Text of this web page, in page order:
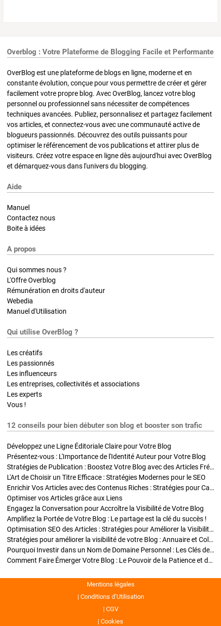
Overblog : Votre Plateforme de Blogging Facile et Performante
OverBlog est une plateforme de blogs en ligne, moderne et en
constante évolution, conçue pour vous permettre de créer et gérer
facilement votre propre blog. Avec OverBlog, lancez votre blog
personnel ou professionnel sans nécessiter de compétences
techniques avancées. Publiez, personnalisez et partagez facilement
vos articles, et connectez-vous avec une communauté active de
blogueurs passionnés. Découvrez des outils puissants pour
optimiser le référencement de vos publications et attirer plus de
visiteurs. Créez votre espace en ligne dès aujourd'hui avec OverBlog
et démarquez-vous dans l'univers du blogging.
Aide
Manuel
Contactez nous
Boite à idées
A propos
Qui sommes nous ?
L'Offre Overblog
Rémunération en droits d'auteur
Webedia
Manuel d'Utilisation
Qui utilise OverBlog ?
Les créatifs
Les passionnés
Les influenceurs
Les entreprises, collectivités et associations
Les experts
Vous !
12 conseils pour bien débuter son blog et booster son trafic
Développez une Ligne Éditoriale Claire pour Votre Blog
Présentez-vous : L'Importance de l'Identité Auteur pour Votre Blog
Stratégies de Publication : Boostez Votre Blog avec des Articles Fréquents et Exclusifs
L'Art de Choisir un Titre Efficace : Stratégies Modernes pour le SEO
Enrichir Vos Articles avec des Contenus Riches : Stratégies pour Captiver et Optimiser
Optimiser vos Articles grâce aux Liens
Engagez la Conversation pour Accroître la Visibilité de Votre Blog
Amplifiez la Portée de Votre Blog : Le partage est la clé du succès !
Optimisation SEO des Articles : Stratégies pour Améliorer la Visibilité de Votre Blog
Stratégies pour améliorer la visibilité de votre Blog : Annuaire et Collaborations
Pourquoi Investir dans un Nom de Domaine Personnel : Les Clés de la Réussite de Votre Blog
Comment Faire Émerger Votre Blog : Le Pouvoir de la Patience et de la Persévérance
Mentions légales
Conditions d’Utilisation
CGV
Cookies